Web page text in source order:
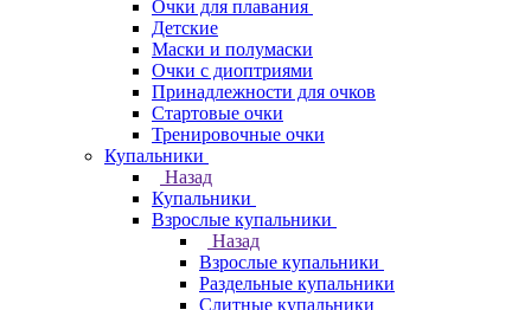
Очки для плавания
Детские
Маски и полумаски
Очки с диоптриями
Принадлежности для очков
Стартовые очки
Тренировочные очки
Купальники
Назад
Купальники
Взрослые купальники
Назад
Взрослые купальники
Раздельные купальники
Слитные купальники